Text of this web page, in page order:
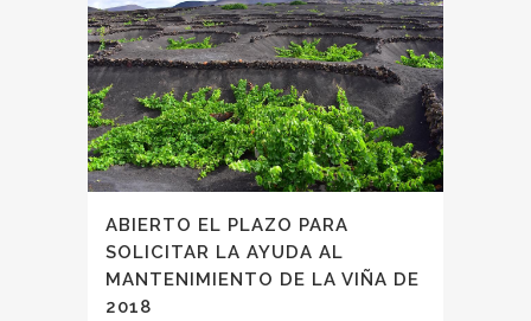
ABIERTO EL PLAZO PARA
SOLICITAR LA AYUDA AL
MANTENIMIENTO DE LA VIÑA DE
2018